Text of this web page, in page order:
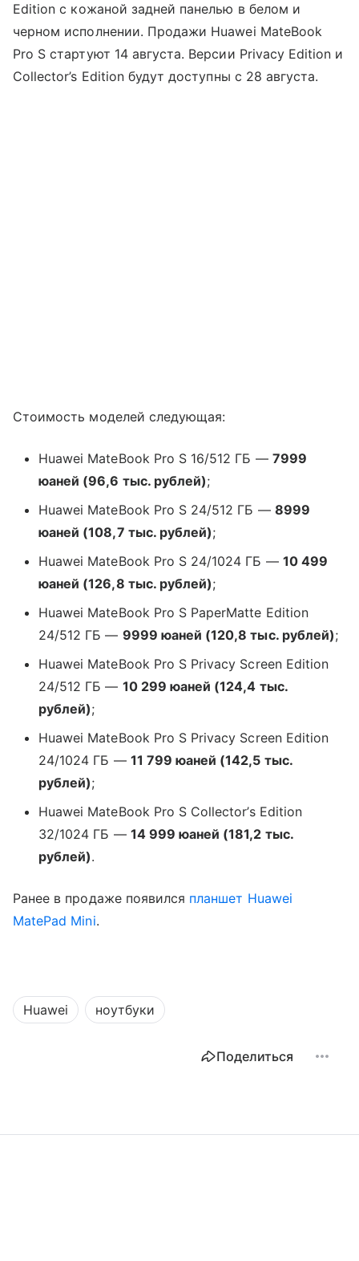
Edition с кожаной задней панелью в белом и
черном исполнении. Продажи Huawei MateBook
Pro S стартуют 14 августа. Версии Privacy Edition и
Collector’s Edition будут доступны с 28 августа.
Стоимость моделей следующая:
Huawei MateBook Pro S 16/512 ГБ — 7999
юаней (96,6 тыс. рублей);
Huawei MateBook Pro S 24/512 ГБ — 8999
юаней (108,7 тыс. рублей);
Huawei MateBook Pro S 24/1024 ГБ — 10 499
юаней (126,8 тыс. рублей);
Huawei MateBook Pro S PaperMatte Edition
24/512 ГБ — 9999 юаней (120,8 тыс. рублей);
Huawei MateBook Pro S Privacy Screen Edition
24/512 ГБ — 10 299 юаней (124,4 тыс.
рублей);
Huawei MateBook Pro S Privacy Screen Edition
24/1024 ГБ — 11 799 юаней (142,5 тыс.
рублей);
Huawei MateBook Pro S Collector’s Edition
32/1024 ГБ — 14 999 юаней (181,2 тыс.
рублей).
Ранее в продаже появился планшет Huawei
MatePad Mini.
Huawei ноутбуки
Поделиться